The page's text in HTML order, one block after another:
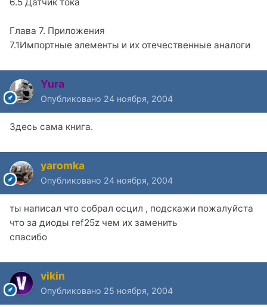
Глава 7. Приложения
7.1Импортные элементы и их отечественные аналоги
Yura
Опубликовано 24 ноября, 2004
Здесь сама книга.
yaromka
Опубликовано 24 ноября, 2004
ты написал что собрал осцил , подскажи пожалуйста
что за диоды ref25z чем их заменить
спасибо
vikin
Опубликовано 25 ноября, 2004